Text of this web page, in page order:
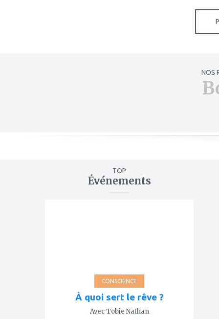
NOS
TOP
Événements
CONSCIENCE
À quoi sert le rêve ?
Avec Tobie Nathan